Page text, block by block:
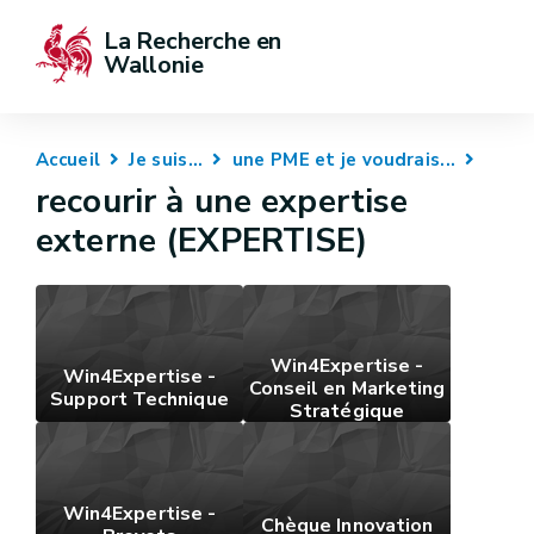
La Recherche en
Wallonie
Accueil Je suis... une PME et je voudrais...
recourir à une expertise
externe (EXPERTISE)
Win4Expertise -
Support Technique
Win4Expertise -
Conseil en Marketing
Stratégique
Win4Expertise -
Chèque Innovation